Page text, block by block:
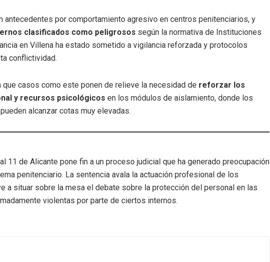
antecedentes por comportamiento agresivo en centros penitenciarios, y
clasificados como peligrosos según la normativa de Instituciones
en Villena ha estado sometido a vigilancia reforzada y protocolos
conflictividad.
que casos como este ponen de relieve la necesidad de reforzar los
y recursos psicológicos en los módulos de aislamiento, donde los
alcanzar cotas muy elevadas.
11 de Alicante pone fin a un proceso judicial que ha generado preocupación
penitenciario. La sentencia avala la actuación profesional de los
a situar sobre la mesa el debate sobre la protección del personal en las
violentas por parte de ciertos internos.